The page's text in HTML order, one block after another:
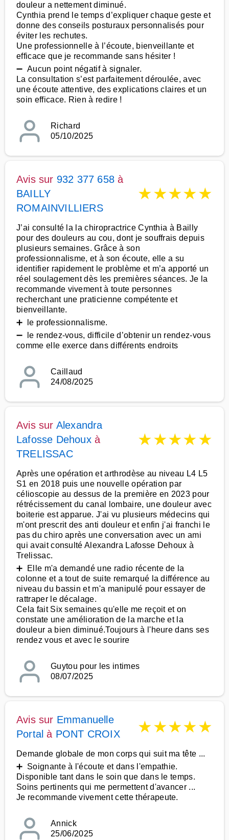
douleur a nettement diminué.
Cynthia prend le temps d’expliquer chaque geste et
donne des conseils posturaux personnalisés pour
éviter les rechutes.
Une professionnelle à l’écoute, bienveillante et
efficace que je recommande sans hésiter !
➖ Aucun point négatif à signaler.
La consultation s’est parfaitement déroulée, avec
une écoute attentive, des explications claires et un
soin efficace. Rien à redire !
Richard
05/10/2025
Avis sur 932 377 658 à
BAILLY
ROMAINVILLIERS
★★★★★
J’ai consulté la la chiropractrice Cynthia à Bailly
pour des douleurs au cou, dont je souffrais depuis
plusieurs semaines. Grâce à son
professionnalisme, et à son écoute, elle a su
identifier rapidement le problème et m’a apporté un
réel soulagement dès les premières séances. Je la
recommande vivement à toute personnes
recherchant une praticienne compétente et
bienveillante.
➕ le professionnalisme.
➖ le rendez-vous, difficile d’obtenir un rendez-vous
comme elle exerce dans différents endroits
Caillaud
24/08/2025
Avis sur Alexandra
Lafosse Dehouxà
TRELISSAC
★★★★★
Après une opération et arthrodèse au niveau L4 L5
S1 en 2018 puis une nouvelle opération par
célioscopie au dessus de la première en 2023 pour
rétrécissement du canal lombaire, une douleur avec
boiterie est apparue. J'ai vu plusieurs médecins qui
m'ont prescrit des anti douleur et enfin j'ai franchi le
pas du chiro après une conversation avec un ami
qui avait consulté Alexandra Lafosse Dehoux à
Trelissac.
➕ Elle m'a demandé une radio récente de la
colonne et a tout de suite remarqué la différence au
niveau du bassin et m'a manipulé pour essayer de
rattraper le décalage.
Cela fait Six semaines qu'elle me reçoit et on
constate une amélioration de la marche et la
douleur a bien diminué.Toujours à l'heure dans ses
rendez vous et avec le sourire
Guytou pour les intimes
08/07/2025
Avis sur Emmanuelle
Portal à PONT CROIX ★★★★★
Demande globale de mon corps qui suit ma tête ...
➕ Soignante à l'écoute et dans l'empathie.
Disponible tant dans le soin que dans le temps.
Soins pertinents qui me permettent d'avancer ...
Je recommande vivement cette thérapeute.
Annick
25/06/2025